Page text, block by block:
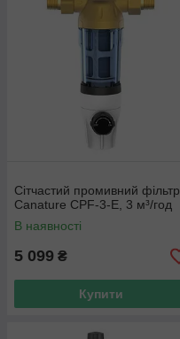
Сітчастий промивний фільтр
Canature CPF-3-Е, 3 м³/год
В наявності
5 099 ₴
Купити